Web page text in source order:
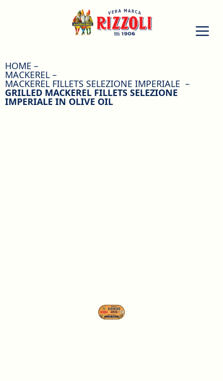
HOME
MACKEREL
MACKEREL FILLETS SELEZIONE IMPERIALE
GRILLED MACKEREL FILLETS SELEZIONE
IMPERIALE IN OLIVE OIL